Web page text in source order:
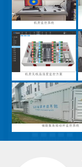
机房监控系统
机房无线温湿度监控方案
储能集装箱动环监控系统